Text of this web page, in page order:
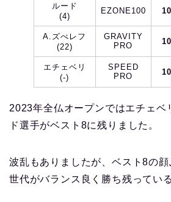
ルード
(4)
EZONE100
A.ズべレフ
(22)
GRAVITY
PRO
エチェベリ
(-)
SPEED
PRO
2023年全仏オープンではエチェベ
ド選手がベスト8に残りました。
波乱もありましたが、ベスト8の
世代がバランス良く勝ち残ってい